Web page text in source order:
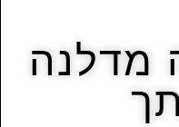
מדלנה